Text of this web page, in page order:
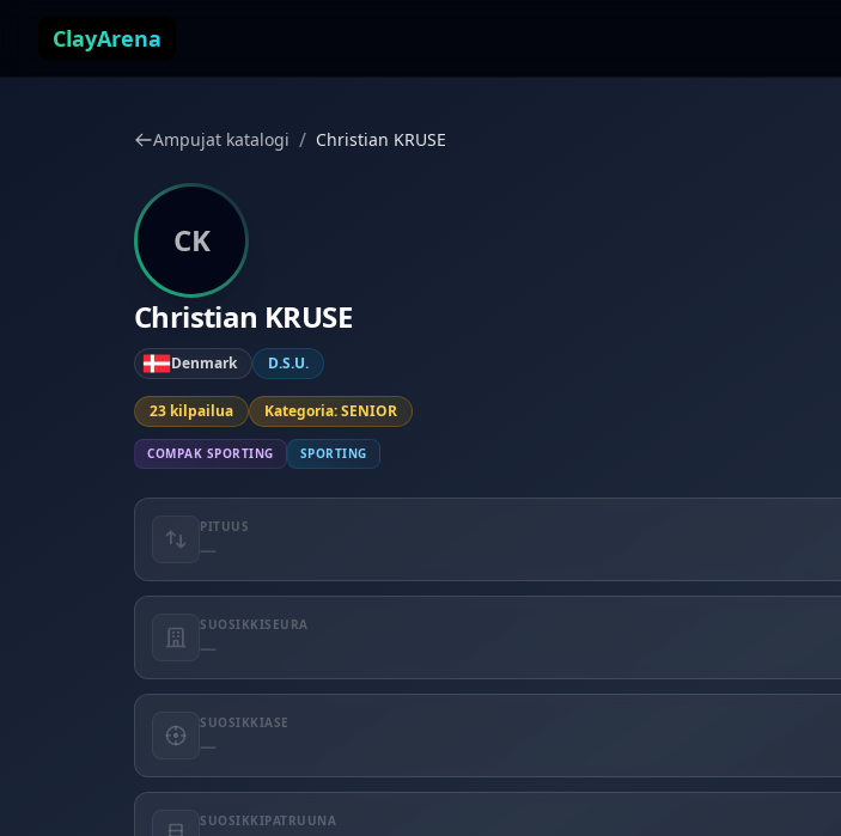
ClayArena
Ampujat katalogi / Christian KRUSE
CK
Christian KRUSE
Denmark D.S.U.
23 kilpailua Kategoria: SENIOR
COMPAK SPORTING SPORTING
PITUUS
—
SUOSIKKISEURA
—
SUOSIKKIASE
—
SUOSIKKIPATRUUNA